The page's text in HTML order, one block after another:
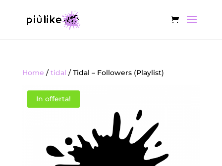
Home /tidal / Tidal – Followers (Playlist)
In offerta!